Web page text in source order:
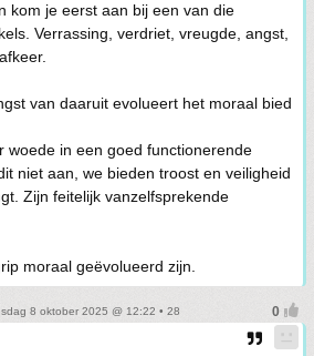
kom je eerst aan bij een van die
Verrassing, verdriet, vreugde, angst,
van daaruit evolueert het moraal bied
woede in een goed functionerende
niet aan, we bieden troost en veiligheid
Zijn feitelijk vanzelfsprekende
moraal geëvolueerd zijn.
8 oktober 2025 @ 12:22 • 28